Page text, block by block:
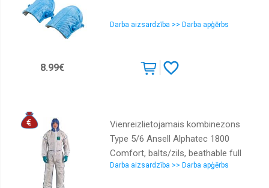
Darba aizsardzība >> Darba apģērbs
8.99€
Vienreizlietojamais kombinezons
Type 5/6 Ansell Alphatec 1800
Comfort, balts/zils, beathable full
back, izm. XXXL
Darba aizsardzība >> Darba apģērbs